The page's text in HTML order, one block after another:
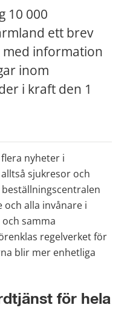
10 000
ett brev
information
inom
i kraft den 1
nyheter i
sjukresor och
alla invånare i
samma
regelverket för
blir mer enhetliga
för hela